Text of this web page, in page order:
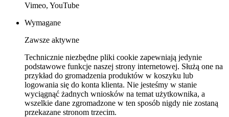
Vimeo, YouTube
Wymagane
Zawsze aktywne
Technicznie niezbędne pliki cookie zapewniają jedynie
podstawowe funkcje naszej strony internetowej. Służą one na
przykład do gromadzenia produktów w koszyku lub
logowania się do konta klienta. Nie jesteśmy w stanie
wyciągnąć żadnych wniosków na temat użytkownika, a
wszelkie dane zgromadzone w ten sposób nigdy nie zostaną
przekazane stronom trzecim.